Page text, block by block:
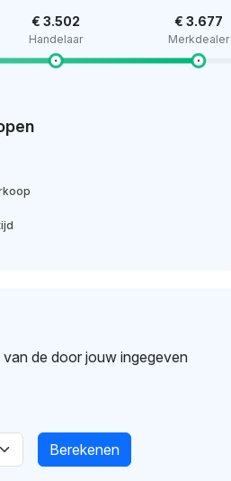
€ 3.502
Handelaar
€ 3.677
Merkdealer
de door jouw ingegeven
Berekenen